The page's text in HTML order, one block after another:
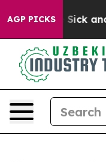
AGP PICKS
Are Sick and